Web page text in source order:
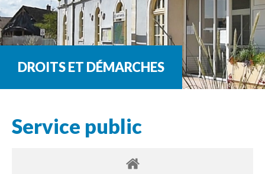
DROITS ET DÉMARCHES
Service public